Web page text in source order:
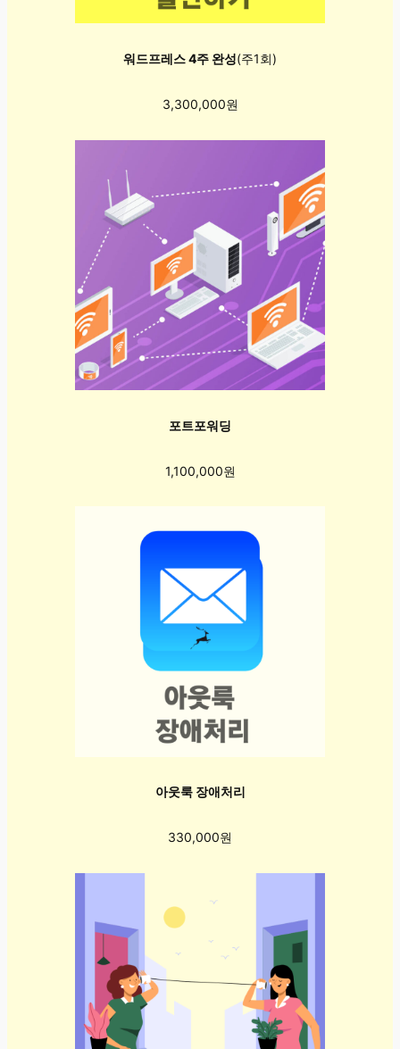
워드프레스 4주 완성(주1회)
3,300,000원
포트포워딩
1,100,000원
아웃룩 장애처리
330,000원